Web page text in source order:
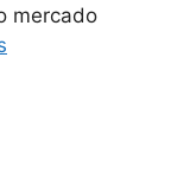
mercado